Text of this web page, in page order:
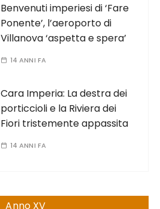
Benvenuti imperiesi di ‘Fare
Ponente’, l’aeroporto di
Villanova ‘aspetta e spera’
14 ANNI FA
Cara Imperia: La destra dei
porticcioli e la Riviera dei
Fiori tristemente appassita
14 ANNI FA
Anno XV